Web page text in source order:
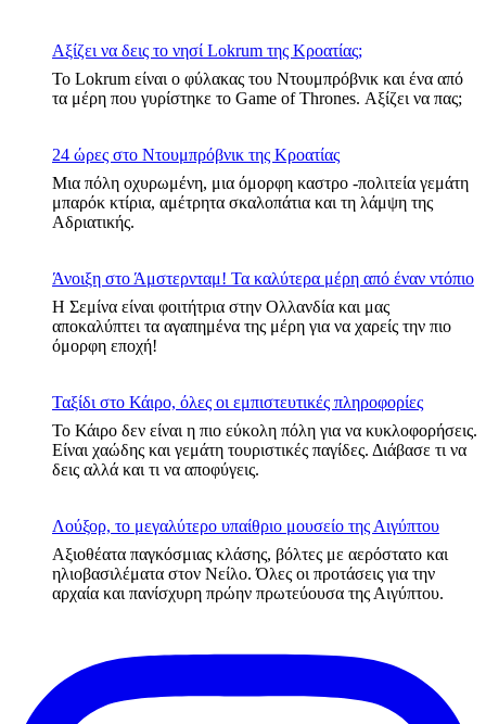
Αξίζει να δεις το νησί Lokrum της Κροατίας;
Το Lokrum είναι ο φύλακας του Ντουμπρόβνικ και ένα από
τα μέρη που γυρίστηκε το Game of Thrones. Αξίζει να πας;
24 ώρες στο Ντουμπρόβνικ της Κροατίας
Μια πόλη οχυρωμένη, μια όμορφη καστρο -πολιτεία γεμάτη
μπαρόκ κτίρια, αμέτρητα σκαλοπάτια και τη λάμψη της
Αδριατικής.
Άνοιξη στο Άμστερνταμ! Τα καλύτερα μέρη από έναν ντόπιο
Η Σεμίνα είναι φοιτήτρια στην Ολλανδία και μας
αποκαλύπτει τα αγαπημένα της μέρη για να χαρείς την πιο
όμορφη εποχή!
Ταξίδι στο Κάιρο, όλες οι εμπιστευτικές πληροφορίες
Το Κάιρο δεν είναι η πιο εύκολη πόλη για να κυκλοφορήσεις.
Είναι χαώδης και γεμάτη τουριστικές παγίδες. Διάβασε τι να
δεις αλλά και τι να αποφύγεις.
Λούξορ, το μεγαλύτερο υπαίθριο μουσείο της Αιγύπτου
Αξιοθέατα παγκόσμιας κλάσης, βόλτες με αερόστατο και
ηλιοβασιλέματα στον Νείλο. Όλες οι προτάσεις για την
αρχαία και πανίσχυρη πρώην πρωτεύουσα της Αιγύπτου.